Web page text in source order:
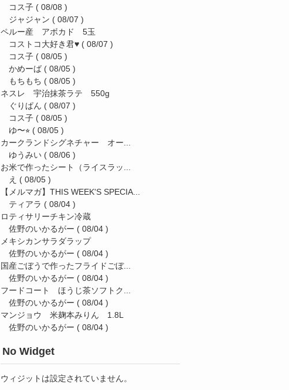
コス子 ( 08/08 )
ジャジャン ( 08/07 )
ペルー産 アボカド 5玉
コストコ大好き君♥️ ( 08/07 )
コス子 ( 08/05 )
かめーば ( 08/05 )
もちもち ( 08/05 )
ネスレ 宇治抹茶ラテ 550g
ぐりぱん ( 08/07 )
コス子 ( 08/05 )
ゆ〜⭐︎ ( 08/05 )
カークランドシグネチャー オー...
ゆうみい ( 08/06 )
お米で作ったシート（ライスラッ...
え ( 08/05 )
【メルマガ】THIS WEEK'S SPECIA...
ティアラ ( 08/04 )
ロティサリーチキン冷蔵
佐野のいかるがー ( 08/04 )
メキシカンサラダラップ
佐野のいかるがー ( 08/04 )
国産ごぼうで作ったフライドごぼ...
佐野のいかるがー ( 08/04 )
フードコート ほうじ茶ソフトク...
佐野のいかるがー ( 08/04 )
マンジョウ 米麹本みりん 1.8L
佐野のいかるがー ( 08/04 )
No Widget
ウィジットは設定されていません。